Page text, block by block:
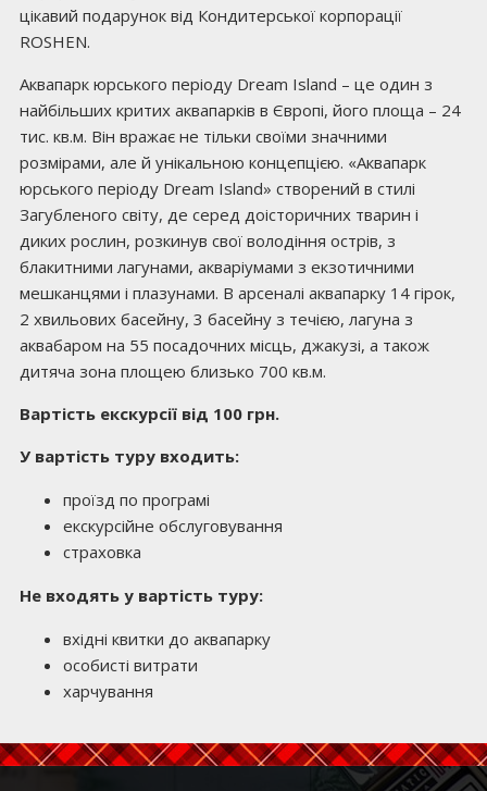
цікавий подарунок від Кондитерської корпорації
ROSHEN.
Аквапарк юрського періоду Dream Island – це один з
найбільших критих аквапарків в Європі, його площа – 24
тис. кв.м. Він вражає не тільки своїми значними
розмірами, але й унікальною концепцією. «Аквапарк
юрського періоду Dream Island» створений в стилі
Загубленого світу, де серед доісторичних тварин і
диких рослин, розкинув свої володіння острів, з
блакитними лагунами, акваріумами з екзотичними
мешканцями і плазунами. В арсеналі аквапарку 14 гірок,
2 хвильових басейну, 3 басейну з течією, лагуна з
аквабаром на 55 посадочних місць, джакузі, а також
дитяча зона площею близько 700 кв.м.
Вартість екскурсії від 100 грн.
У вартість туру входить:
проїзд по програмі
екскурсійне обслуговування
страховка
Не входять у вартість туру:
вхідні квитки до аквапарку
особисті витрати
харчування